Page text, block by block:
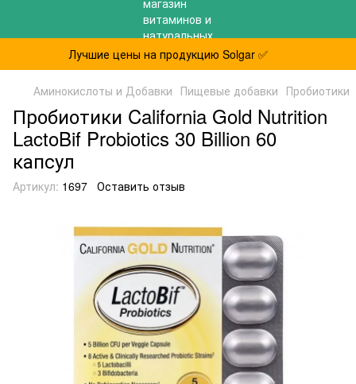
Лучшие цены на продукцию Solgar ✅
Аминокислоты и Добавки Пищевые добавки Пробиотики
Пробиотики California Gold Nutrition
LactoBif Probiotics 30 Billion 60
капсул
Артикул: 1697 Оставить отзыв